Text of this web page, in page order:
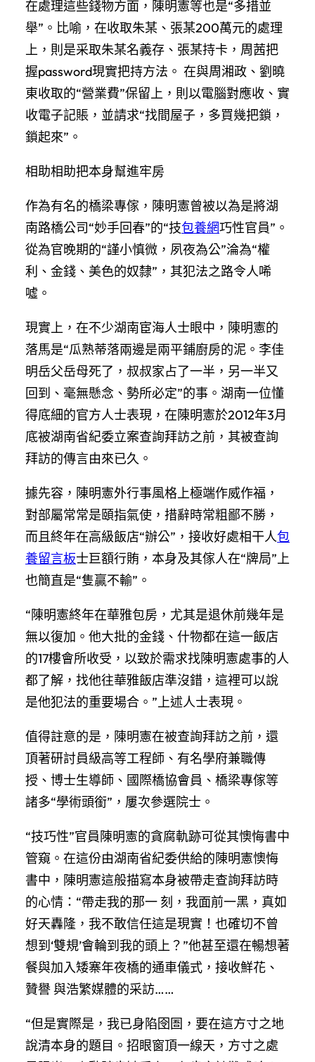
在處理這些錢物方面，陳明憲等也是“多措並
舉”。比喻，在收取朱某、張某200萬元的處理
上，則是采取朱某名義存、張某持卡，周茜把
握password現實把持方法。 在與周湘政、劉曉
東收取的“營業費”保留上，則以電腦對應收、實
收電子記賬，並請求“找間屋子，多買幾把鎖，
鎖起來”。
相助相助把本身幫進牢房
作為有名的橋梁專傢，陳明憲曾被以為是將湖
南路橋公司“妙手回春”的“技包養網巧性官員”。
從為官晚期的“謹小慎微，夙夜為公”淪為“權
利、金錢、美色的奴隸”，其犯法之路令人唏
噓。
現實上，在不少湖南宦海人士眼中，陳明憲的
落馬是“瓜熟蒂落兩邊是兩平鋪廚房的泥。李佳
明岳父岳母死了，叔叔家占了一半，另一半又
回到、毫無懸念、勢所必定”的事。湖南一位懂
得底細的官方人士表現，在陳明憲於2012年3月
底被湖南省紀委立案查詢拜訪之前，其被查詢
拜訪的傳言由來已久。
據先容，陳明憲外行事風格上極端作威作福，
對部屬常常是頤指氣使，措辭時常粗鄙不勝，
而且終年在高級飯店“辦公”，接收好處相干人包
養留言板士巨額行賄，本身及其傢人在“牌局”上
也簡直是“隻贏不輸”。
“陳明憲終年在華雅包房，尤其是退休前幾年是
無以復加。他大批的金錢、什物都在這一飯店
的17樓會所收受，以致於需求找陳明憲處事的人
都了解，找他往華雅飯店準沒錯，這裡可以說
是他犯法的重要場合。”上述人士表現。
值得註意的是，陳明憲在被查詢拜訪之前，還
頂著研討員級高等工程師、有名學府兼職傳
授、博士生導師、國際橋協會員、橋梁專傢等
諸多“學術頭銜”，屢次參選院士。
“技巧性”官員陳明憲的貪腐軌跡可從其懊悔書中
管窺。在這份由湖南省紀委供給的陳明憲懊悔
書中，陳明憲這般描寫本身被帶走查詢拜訪時
的心情：“帶走我的那一 刻，我面前一黑，真如
好天轟隆，我不敢信任這是現實！也確切不曾
想到‘雙規’會輪到我的頭上？”他甚至還在暢想著
餐與加入矮寨年夜橋的通車儀式，接收鮮花、
贊譽 與浩繁媒體的采訪……
“但是實際是，我已身陷囹圄，要在這方寸之地
說清本身的題目。招眼窗頂一線天，方寸之處